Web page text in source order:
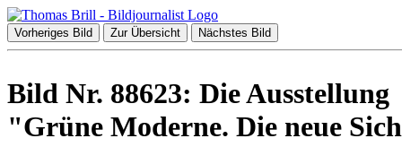
Vorheriges Bild Zur Übersicht Nächstes Bild
Bild Nr. 88623: Die Ausstellung
"Grüne Moderne. Die neue